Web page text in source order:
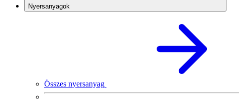
Nyersanyagok
Összes nyersanyag